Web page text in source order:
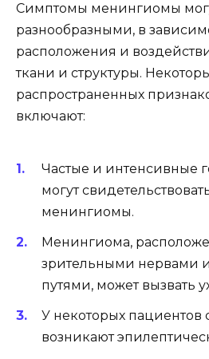
Симптомы менингиомы
разнообразными, в
расположения и
ткани и структуры.
распространенных
включают:
Частые и интенсивные
могут
менингиомы.
Менингиома,
зрительными нервами
путями, может вызвать
У некоторых
возникают